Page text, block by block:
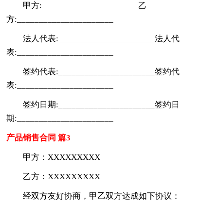
甲方:______________________乙
方:______________________
法人代表:______________________法人代
表:______________________
签约代表:______________________签约代
表:______________________
签约日期:______________________签约日
期:______________________
产品销售合同 篇3
甲方：XXXXXXXXX
乙方：XXXXXXXXX
经双方友好协商，甲乙双方达成如下协议：